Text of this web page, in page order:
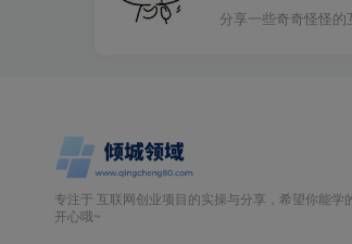
分享一些奇奇怪怪的
专注于 互联网创业项目的实操与分享，希望你能学
开心哦~